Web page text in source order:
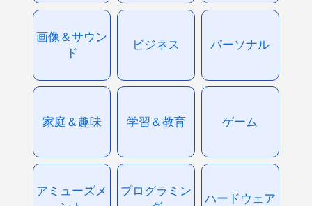
画像＆サウン
ド
ビジネス パーソナル
家庭＆趣味 学習＆教育 ゲーム
アミューズメ
プログラミン
ハードウェア